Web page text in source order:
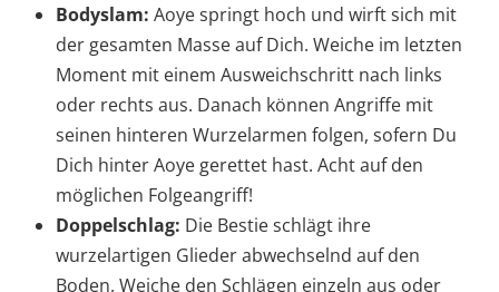
Bodyslam: Aoye springt hoch und wirft sich mit
der gesamten Masse auf Dich. Weiche im letzten
Moment mit einem Ausweichschritt nach links
oder rechts aus. Danach können Angriffe mit
seinen hinteren Wurzelarmen folgen, sofern Du
Dich hinter Aoye gerettet hast. Acht auf den
möglichen Folgeangriff!
Doppelschlag: Die Bestie schlägt ihre
wurzelartigen Glieder abwechselnd auf den
Boden. Weiche den Schlägen einzeln aus oder